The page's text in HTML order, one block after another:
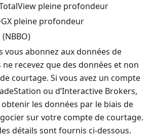
pleine profondeur
pleine profondeur
(NBBO)
vous abonnez aux données de
ne recevez que des données et non
courtage. Si vous avez un compte
ou d’Interactive Brokers,
les données par le biais de
sur votre compte de courtage.
détails sont fournis ci-dessous.